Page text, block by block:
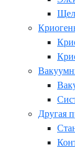
Другая